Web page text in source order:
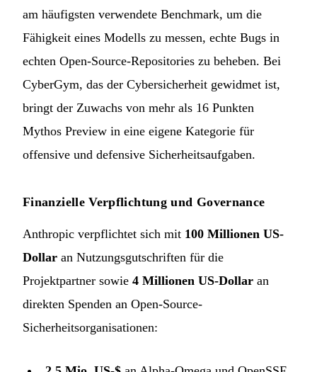
am häufigsten verwendete Benchmark, um die
Fähigkeit eines Modells zu messen, echte Bugs in
echten Open-Source-Repositories zu beheben. Bei
CyberGym, das der Cybersicherheit gewidmet ist,
bringt der Zuwachs von mehr als 16 Punkten
Mythos Preview in eine eigene Kategorie für
offensive und defensive Sicherheitsaufgaben.
Finanzielle Verpflichtung und Governance
Anthropic verpflichtet sich mit 100 Millionen US-
Dollar an Nutzungsgutschriften für die
Projektpartner sowie 4 Millionen US-Dollar an
direkten Spenden an Open-Source-
Sicherheitsorganisationen: